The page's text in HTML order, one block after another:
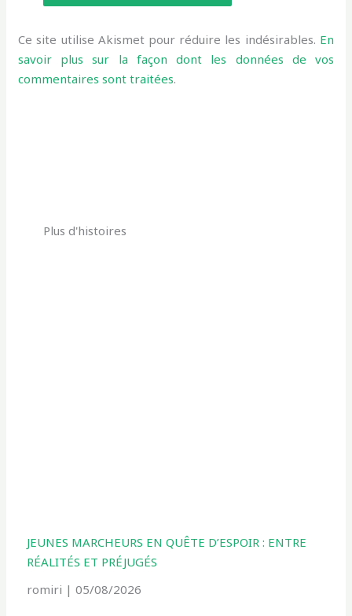
Ce site utilise Akismet pour réduire les indésirables. En
savoir plus sur la façon dont les données de vos
commentaires sont traitées.
Plus d'histoires
JEUNES MARCHEURS EN QUÊTE D’ESPOIR : ENTRE
RÉALITÉS ET PRÉJUGÉS
romiri
05/08/2026